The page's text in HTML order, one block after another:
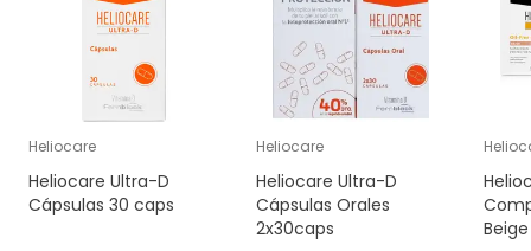
Heliocare
Heliocare Ultra-D
Cápsulas 30 caps
Heliocare
Heliocare Ultra-D
Cápsulas Orales
2x30caps